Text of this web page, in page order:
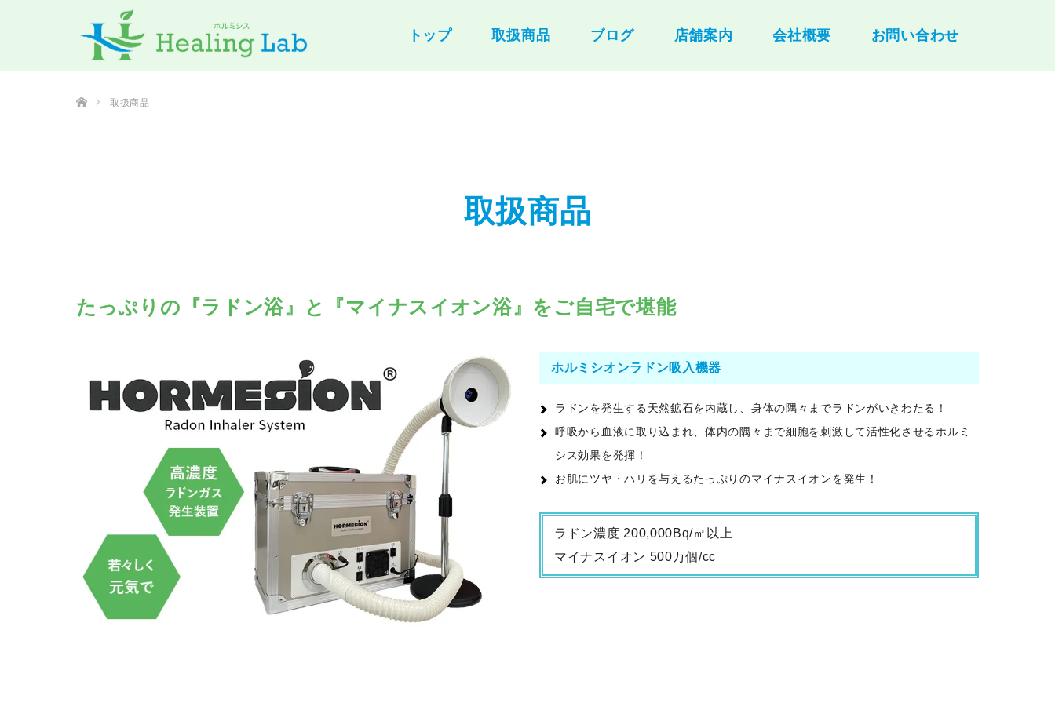
トップ 取扱商品 ブログ 店舗案内 会社概要 お問い合わせ
取扱商品
取扱商品
たっぷりの『ラドン浴』と『マイナスイオン浴』をご自宅で堪能​
ホルミシオンラドン吸入機器
ラドンを発生する天然鉱石を内蔵し、​身体の隅々までラドンがいきわたる！​
呼吸から血液に取り込まれ​、体内の隅々まで細胞を刺激して​活性化させるホルミ
シス効果を発揮！​
お肌にツヤ・ハリを与える​たっぷりのマイナスイオンを発生！
ラドン濃度 200,000Bq/㎥以上
マイナスイオン 500万個/cc